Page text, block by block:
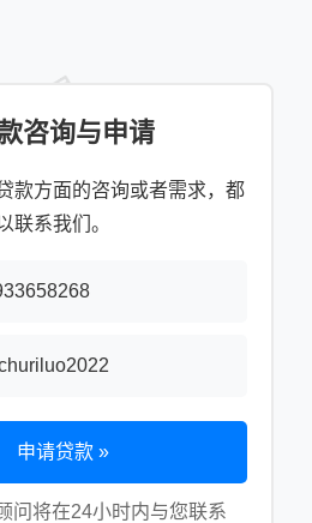
咨询与申请
款方面的咨询或者需求，都
联系我们。
申请贷款 »
问将在24小时内与您联系